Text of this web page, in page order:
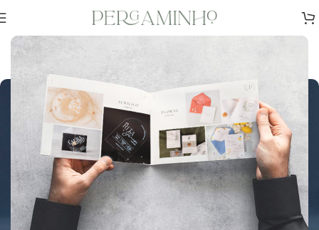
Mafalda y Luis